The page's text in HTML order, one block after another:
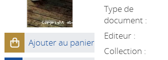
Ajouter au panier
Type de
document :
Editeur :
Collection :